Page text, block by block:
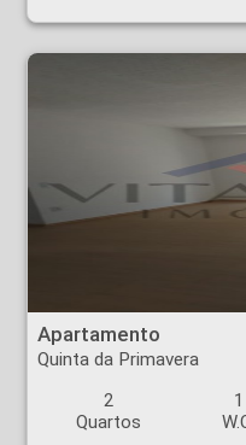
Apartamento
Quinta da Primavera
2
Quartos
1